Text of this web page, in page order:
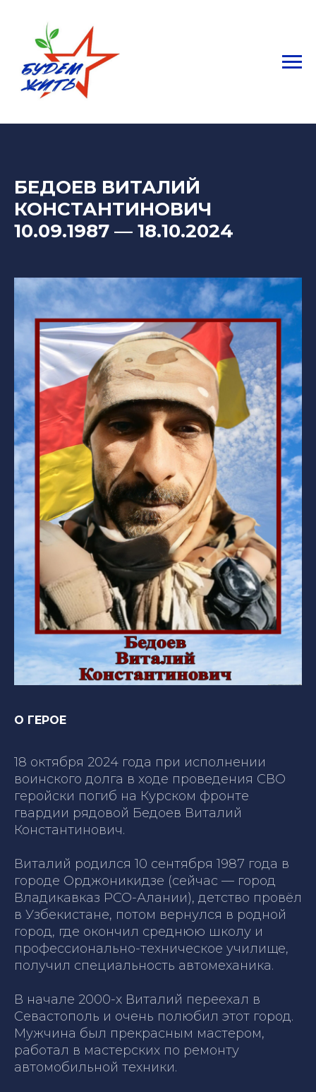
БЕДОЕВ ВИТАЛИЙ
КОНСТАНТИНОВИЧ
10.09.1987 — 18.10.2024
О ГЕРОЕ
18 октября 2024 года при исполнении
воинского долга в ходе проведения СВО
геройски погиб на Курском фронте
гвардии рядовой Бедоев Виталий
Константинович.
Виталий родился 10 сентября 1987 года в
городе Орджоникидзе (сейчас — город
Владикавказ РСО-Алании), детство провёл
в Узбекистане, потом вернулся в родной
город, где окончил среднюю школу и
профессионально-техническое училище,
получил специальность автомеханика.
В начале 2000-х Виталий переехал в
Севастополь и очень полюбил этот город.
Мужчина был прекрасным мастером,
работал в мастерских по ремонту
автомобильной техники.